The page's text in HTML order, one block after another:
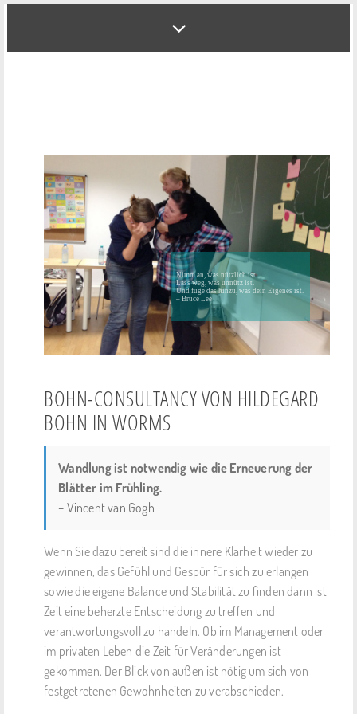
Nimm an, was nützlich ist.
Lass weg, was unnütz ist.
Und füge das hinzu, was dein Eigenes ist.
– Bruce Lee
BOHN-CONSULTANCY VON HILDEGARD
BOHN IN WORMS
Wandlung ist notwendig wie die Erneuerung der
Blätter im Frühling.
– Vincent van Gogh
Wenn Sie dazu bereit sind die innere Klarheit wieder zu
gewinnen, das Gefühl und Gespür für sich zu erlangen
sowie die eigene Balance und Stabilität zu finden dann ist
Zeit eine beherzte Entscheidung zu treffen und
verantwortungsvoll zu handeln. Ob im Management oder
im privaten Leben die Zeit für Veränderungen ist
gekommen. Der Blick von außen ist nötig um sich von
festgetretenen Gewohnheiten zu verabschieden.